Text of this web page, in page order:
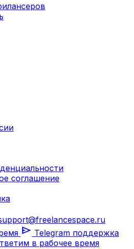
соглашение
send Telegram поддержка
в рабочее время